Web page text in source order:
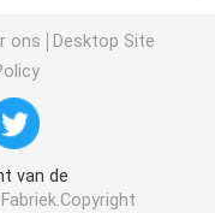
ons
Desktop Site
van de